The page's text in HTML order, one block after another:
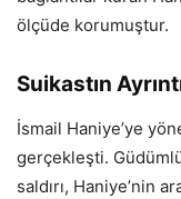
ölçüde korumuştur.
Suikastın
İsmail Haniye’ye
gerçekleşti.
saldırı, Haniye’nin